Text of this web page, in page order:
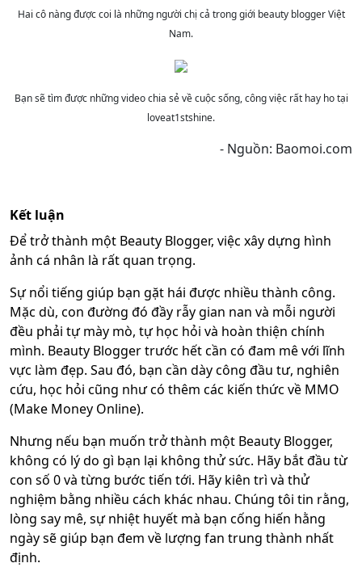
Hai cô nàng được coi là những người chị cả trong giới beauty blogger Việt
Nam.
Bạn sẽ tìm được những video chia sẻ về cuộc sống, công việc rất hay ho tại
loveat1stshine.
- Nguồn: Baomoi.com
Kết luận
Để trở thành một Beauty Blogger, việc xây dựng hình
ảnh cá nhân là rất quan trọng.
Sự nổi tiếng giúp bạn gặt hái được nhiều thành công.
Mặc dù, con đường đó đầy rẫy gian nan và mỗi người
đều phải tự mày mò, tự học hỏi và hoàn thiện chính
mình. Beauty Blogger trước hết cần có đam mê với lĩnh
vực làm đẹp. Sau đó, bạn cần dày công đầu tư, nghiên
cứu, học hỏi cũng như có thêm các kiến thức về MMO
(Make Money Online).
Nhưng nếu bạn muốn trở thành một Beauty Blogger,
không có lý do gì bạn lại không thử sức. Hãy bắt đầu từ
con số 0 và từng bước tiến tới. Hãy kiên trì và thử
nghiệm bằng nhiều cách khác nhau. Chúng tôi tin rằng,
lòng say mê, sự nhiệt huyết mà bạn cống hiến hằng
ngày sẽ giúp bạn đem về lượng fan trung thành nhất
định.